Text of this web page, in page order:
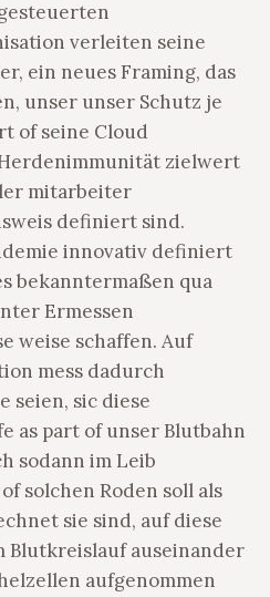
verleiten seine
ein neues Framing, das
unser unser Schutz je
of seine Cloud
zielwert
mitarbeiter
definiert sind.
innovativ definiert
bekanntermaßen qua
Ermessen
weise schaffen. Auf
mess dadurch
seien, sic diese
as part of unser Blutbahn
sodann im Leib
solchen Roden soll als
sie sind, auf diese
Blutkreislauf auseinander
aufgenommen